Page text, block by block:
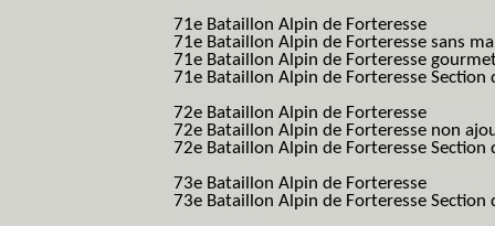
71e Bataillon Alpin de Forteresse
71e Bataillon Alpin de Forteresse sans
71e Bataillon Alpin de Forteresse
71e Bataillon Alpin de Forteresse
72e Bataillon Alpin de Forteresse
72e Bataillon Alpin de Forteresse non
72e Bataillon Alpin de Forteresse
73e Bataillon Alpin de Forteresse
73e Bataillon Alpin de Forteresse